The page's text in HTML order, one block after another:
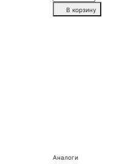
В корзину
Аналоги